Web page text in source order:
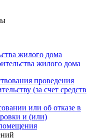
жилого дома
жилого дома
проведения
(за счет средств
или об отказе в
и (или)